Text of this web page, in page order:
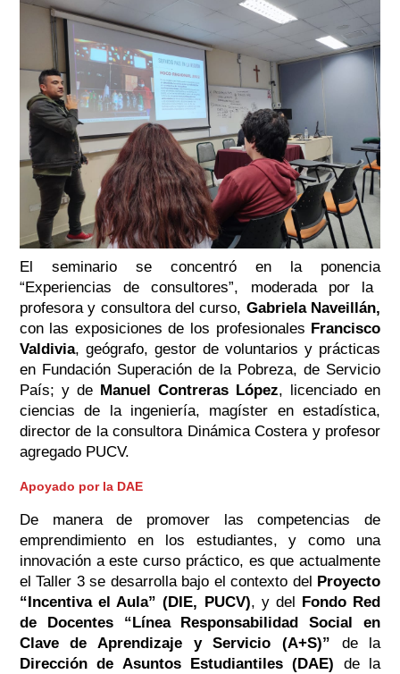
El seminario se concentró en la ponencia
“Experiencias de consultores”, moderada por la
profesora y consultora del curso, Gabriela Naveillán,
con las exposiciones de los profesionales Francisco
Valdivia, geógrafo, gestor de voluntarios y prácticas
en Fundación Superación de la Pobreza, de Servicio
País; y de Manuel Contreras López, licenciado en
ciencias de la ingeniería, magíster en estadística,
director de la consultora Dinámica Costera y profesor
agregado PUCV.
Apoyado por la DAE
De manera de promover las competencias de
emprendimiento en los estudiantes, y como una
innovación a este curso práctico, es que actualmente
el Taller 3 se desarrolla bajo el contexto del Proyecto
“Incentiva el Aula” (DIE, PUCV), y del Fondo Red
de Docentes “Línea Responsabilidad Social en
Clave de Aprendizaje y Servicio (A+S)” de la
Dirección de Asuntos Estudiantiles (DAE) de la